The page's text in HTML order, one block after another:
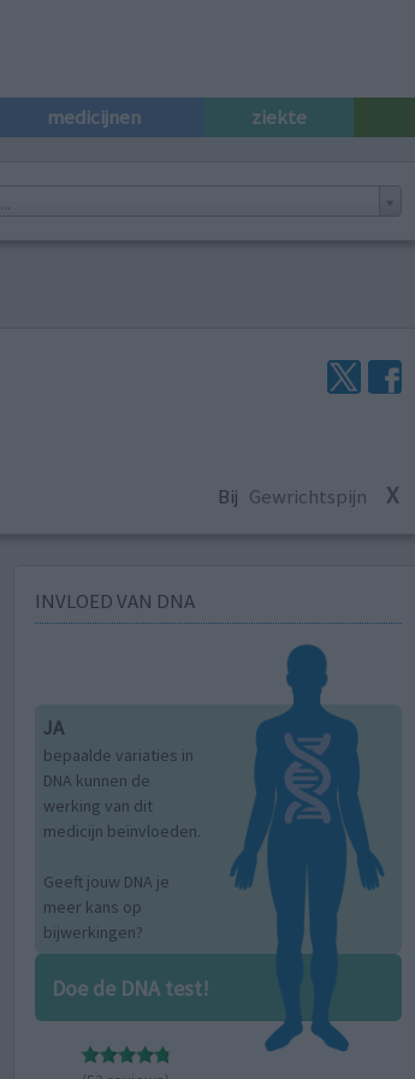
medicijnen ziekte
Bij Gewrichtspijn X
INVLOED VAN DNA
JA
bepaalde variaties in
DNA kunnen de
werking van dit
medicijn beïnvloeden.
Geeft jouw DNA je
meer kans op
bijwerkingen?
Doe de DNA test!